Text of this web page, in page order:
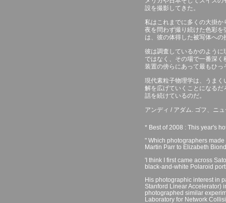
設を撮影してきた。
私はこれまでに多くの大掛
夜を問わず撮り続けた色彩
は、彼の体得した被写体への
彼は調査しているかのよう
ではなく、その場で一番深
装置の傍らにあって最もひ
現代素粒子物理学は、うま
解を広げていくことになる
話を続けているのだ。
アンディ / アダム. ゴフ、ニ
* Best of 2008 : This year's
" Which photographers
Martin Parr to Elizabeth
'I think I first came across
black-and-white Polaroid
His photographic interest in
Stanford Linear Accelerator)
photographed similar
Laboratory for Network